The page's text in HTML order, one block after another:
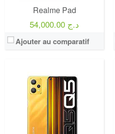
Realme Pad
54,000.00 د.ج
Ajouter au comparatif